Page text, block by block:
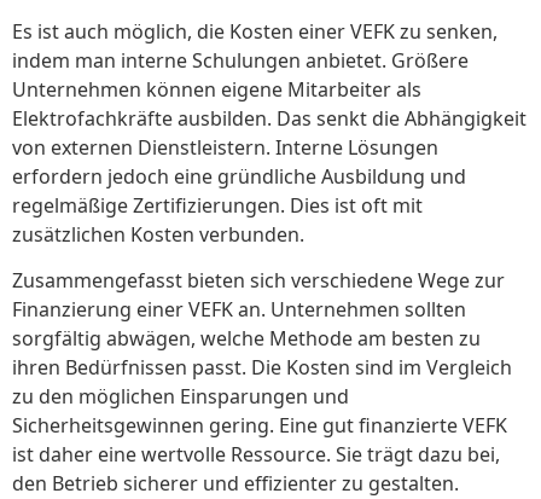
Es ist auch möglich, die Kosten einer VEFK zu senken,
indem man interne Schulungen anbietet. Größere
Unternehmen können eigene Mitarbeiter als
Elektrofachkräfte ausbilden. Das senkt die Abhängigkeit
von externen Dienstleistern. Interne Lösungen
erfordern jedoch eine gründliche Ausbildung und
regelmäßige Zertifizierungen. Dies ist oft mit
zusätzlichen Kosten verbunden.
Zusammengefasst bieten sich verschiedene Wege zur
Finanzierung einer VEFK an. Unternehmen sollten
sorgfältig abwägen, welche Methode am besten zu
ihren Bedürfnissen passt. Die Kosten sind im Vergleich
zu den möglichen Einsparungen und
Sicherheitsgewinnen gering. Eine gut finanzierte VEFK
ist daher eine wertvolle Ressource. Sie trägt dazu bei,
den Betrieb sicherer und effizienter zu gestalten.